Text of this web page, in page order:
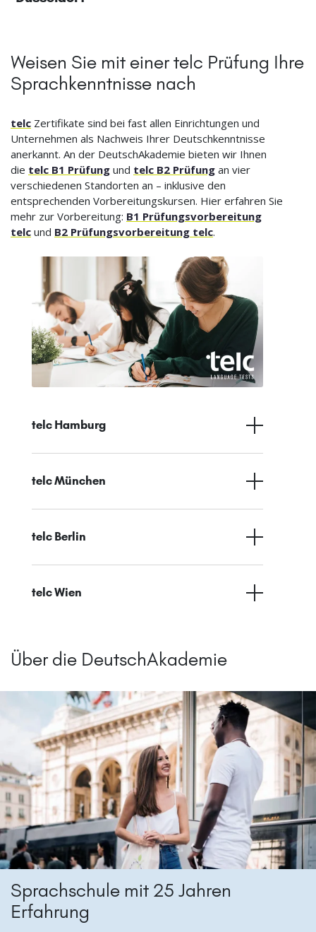
Weisen Sie mit einer telc Prüfung Ihre
Sprachkenntnisse nach
telc Zertifikate sind bei fast allen Einrichtungen und
Unternehmen als Nachweis Ihrer Deutschkenntnisse
anerkannt. An der DeutschAkademie bieten wir Ihnen
die telc B1 Prüfung und telc B2 Prüfung an vier
verschiedenen Standorten an – inklusive den
entsprechenden Vorbereitungskursen. Hier erfahren Sie
mehr zur Vorbereitung: B1 Prüfungsvorbereitung
telc und B2 Prüfungsvorbereitung telc.
telc Hamburg
telc München
telc Berlin
telc Wien
Über die DeutschAkademie
Sprachschule mit 25 Jahren
Erfahrung